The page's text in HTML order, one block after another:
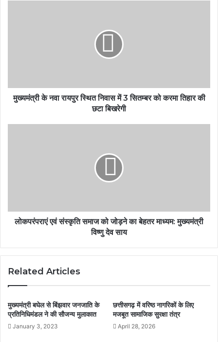
मुख्यमंत्री के नवा रायपुर स्थित निवास में 3 सितम्बर को करमा तिहार की
छटा बिखरेगी
लोकपरंपराएं एवं संस्कृति समाज को जोड़ने का बेहतर माध्यम: मुख्यमंत्री
विष्णु देव साय
Related Articles
मुख्यमंत्री बघेल से बिंझवार जनजाति के
प्रतिनिधिमंडल ने की सौजन्य मुलाकात
January 3, 2023
छत्तीसगढ़ में वरिष्ठ नागरिकों के लिए
मजबूत सामाजिक सुरक्षा तंत्र
April 28, 2026